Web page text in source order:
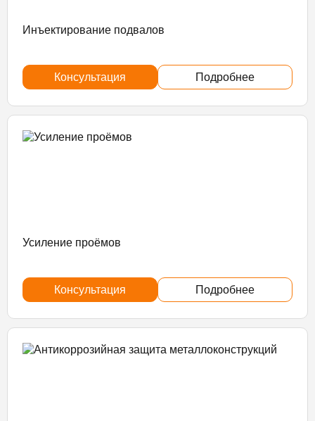
Инъектирование подвалов
Консультация Подробнее
Усиление проёмов
Консультация Подробнее